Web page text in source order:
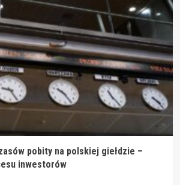
pobity na polskiej giełdzie –
inwestorów